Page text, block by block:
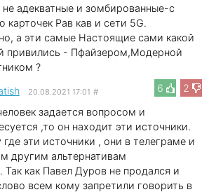
не адекватные и зомбированные-с
Рав кав и сети 5G.
а эти самые Настоящие сами какой
привились - Пфайзером,Модерной
?
6
2
20.08.2021 17:01 #
задается вопросом и
,то он находит эти источники.
где эти источники , они в телеграме и
другим альтернативам
Так как Павел Дуров не продался и
всем кому запретили говорить в